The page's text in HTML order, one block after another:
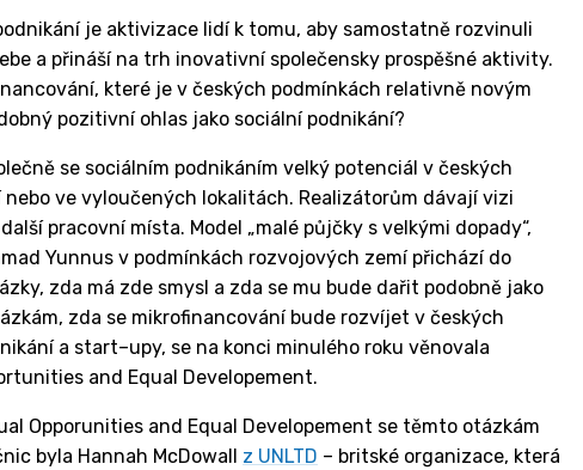
je aktivizace lidí k tomu, aby samostatně rozvinuli
a přináší na trh inovativní společensky prospěšné aktivity.
které je v českých podmínkách relativně novým
pozitivní ohlas jako sociální podnikání?
se sociálním podnikáním velký potenciál v českých
ve vyloučených lokalitách. Realizátorům dávají vizi
pracovní místa. Model „malé půjčky s velkými dopady“,
Yunnus v podmínkách rozvojových zemí přichází do
zda má zde smysl a zda se mu bude dařit podobně jako
zda se mikrofinancování bude rozvíjet v českých
a start–upy, se na konci minulého roku věnovala
and Equal Developement.
Opporunities and Equal Developement se těmto otázkám
byla Hannah McDowall z UNLTD – britské organizace, která